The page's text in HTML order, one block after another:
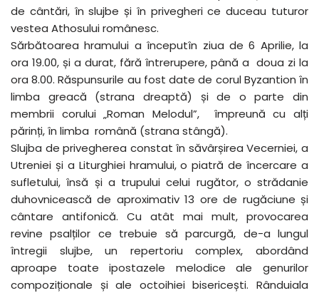
de cântări, în slujbe și în privegheri ce duceau tuturor
vestea Athosului românesc.
Sărbătoarea hramului a începutîn ziua de 6 Aprilie, la
ora 19.00, și a durat, fără întrerupere, până a doua zi la
ora 8.00. Răspunsurile au fost date de corul Byzantion în
limba greacă (strana dreaptă) și de o parte din
membrii corului „Roman Melodul”, împreună cu alți
părinți, în limba română (strana stângă).
Slujba de privegherea constat în săvârșirea Vecerniei, a
Utreniei și a Liturghiei hramului, o piatră de încercare a
sufletului, însă și a trupului celui rugător, o strădanie
duhovnicească de aproximativ 13 ore de rugăciune și
cântare antifonică. Cu atât mai mult, provocarea
revine psalților ce trebuie să parcurgă, de-a lungul
întregii slujbe, un repertoriu complex, abordând
aproape toate ipostazele melodice ale genurilor
compoziționale și ale octoihiei bisericești. Rânduiala